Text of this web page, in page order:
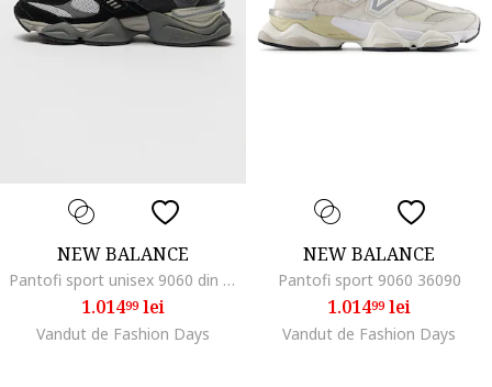
NEW BALANCE
Pantofi sport unisex 9060 din piele intoarsa si plasa cu aspect masiv, Negru/Gri inchis
1.01499lei
Vandut de Fashion Days
NEW BALANCE
Pantofi sport 9060 36090
1.01499lei
Vandut de Fashion Days